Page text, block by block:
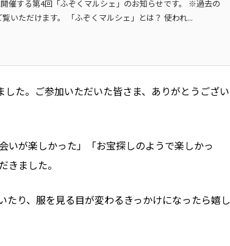
催する第4回「ふぞくマルシェ」のお知らせです。 ※過去の
いただけます。 「ふぞくマルシェ」とは？ 使われ...
た。ご参加いただいた皆さま、ありがとうござい
いが楽しかった」「お宝探しのようで楽しかっ
きました。
り、服を見る目が変わるきっかけになったら嬉し